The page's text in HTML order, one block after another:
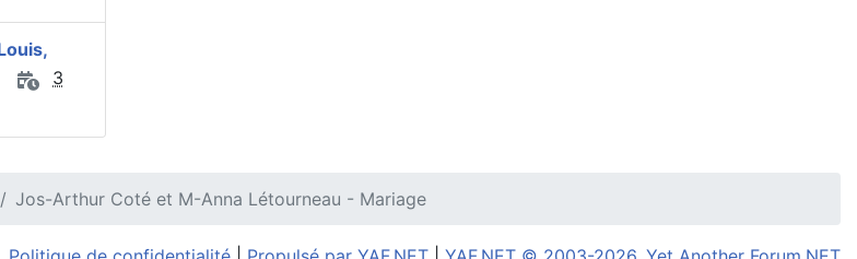
3
Jos-Arthur Coté et M-Anna Létourneau - Mariage